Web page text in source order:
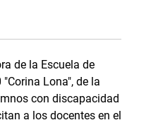
de la Escuela de
Lona", de la
con discapacidad
a los docentes en el